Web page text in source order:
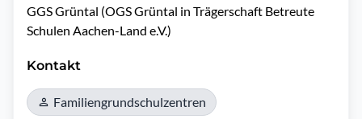
GGS Grüntal (OGS Grüntal in Trägerschaft Betreute
Schulen Aachen-Land e.V.)
Kontakt
Familiengrundschulzentren